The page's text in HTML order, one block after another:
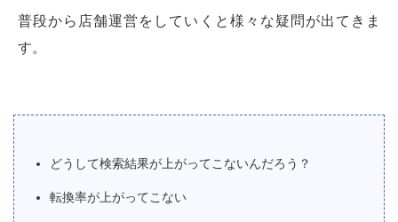
普段から店舗運営をしていくと様々な疑問が出てきま
す。
どうして検索結果が上がってこないんだろう？
転換率が上がってこない